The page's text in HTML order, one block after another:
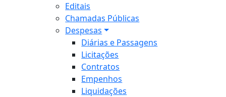
Editais
Chamadas Públicas
Despesas
Diárias e Passagens
Licitações
Contratos
Empenhos
Liquidações